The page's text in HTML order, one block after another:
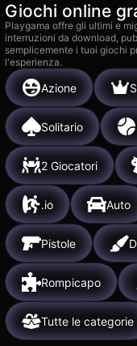
Giochi online
Playgama offre gli ultimi e
interruzioni da download,
semplicemente i tuoi giochi
l'esperienza.
Azione
Solitario
2 Giocatori
.io Auto
Pistole
Rompicapo
Tutte le categorie